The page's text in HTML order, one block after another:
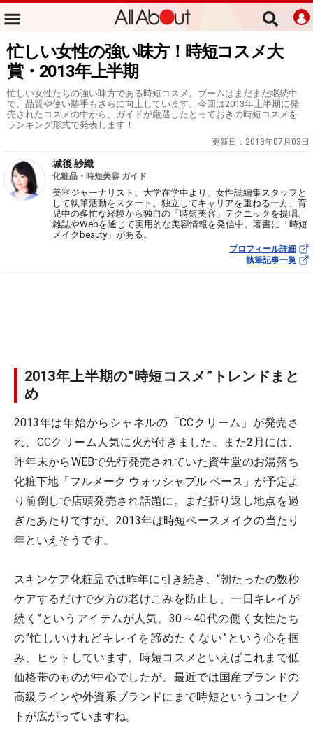
忙しい女性の強い味方！時短コスメ大
賞・2013年上半期
忙しい女性たちの強い味方である時短コスメ。ブームはまだまだ継続中
で、品質や使い勝手もさらに向上しています。今回は2013年上半期に発
売されたコスメの中から、ガイドが厳選したとっておきの時短コスメを
ランキング形式で発表します！
更新日： 2013年07月03日
城後 紗織
化粧品・時短美容 ガイド
美容ジャーナリスト。大学在学中より、女性誌編集スタッフと
して執筆活動をスタート。独立してキャリアを重ねる一方、育
児中の多忙な経験から独自の「時短美容」テクニックを提唱。
雑誌やWebを通じて実用的な美容情報を発信中。著書に「時短
メイクbeauty」がある。
プロフィール詳細
執筆記事一覧
2013年上半期の“時短コスメ”トレンドまと
め
2013年は年始からシャネルの「CCクリーム」が発売さ
れ、CCクリーム人気に火が付きました。また2月には、
昨年末からWEBで先行発売されていた資生堂のお湯落ち
化粧下地「フルメーク ウォッシャブル ベース」が予定よ
り前倒しで店頭発売され話題に。まだ折り返し地点を過
ぎたあたりですが、2013年は時短ベースメイクの当たり
年といえそうです。
スキンケア化粧品では昨年に引き続き、“朝たったの数秒
ケアするだけで夕方の老けこみを防止し、一日キレイが
続く”というアイテムが人気。30～40代の働く女性たち
の“忙しいけれどキレイを諦めたくない”という心を掴
み、ヒットしています。時短コスメといえばこれまで低
価格帯のものが中心でしたが、最近では国産ブランドの
高級ラインや外資系ブランドにまで時短というコンセプ
トが広がっていますね。